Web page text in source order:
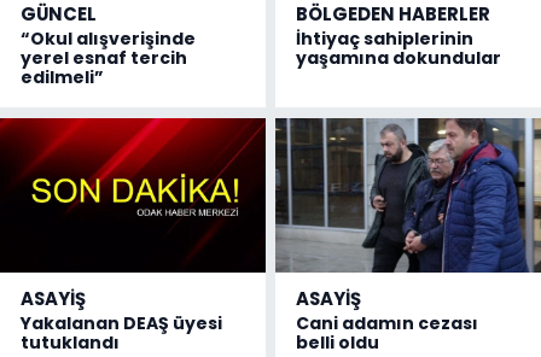
GÜNCEL
“Okul alışverişinde
yerel esnaf tercih
edilmeli”
BÖLGEDEN HABERLER
İhtiyaç sahiplerinin
yaşamına dokundular
ASAYİŞ
Yakalanan DEAŞ üyesi
tutuklandı
ASAYİŞ
Cani adamın cezası
belli oldu